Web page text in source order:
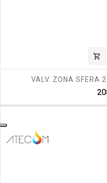
shopping_cart
VALV. ZONA SFERA